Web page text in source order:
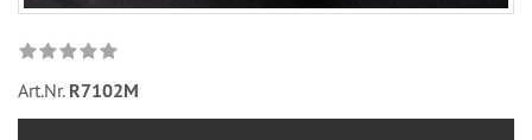
Art.Nr. R7102M